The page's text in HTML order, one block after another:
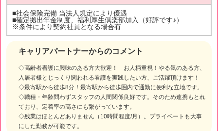
キャリアパートナーからのコメント
◇高齢者看護に興味のある方大歓迎！ お人柄重視！やる気のある方、
入居者様とじっくり関われる看護を実践したい方、ご活躍頂けます！
◇最寄駅から徒歩8分！最寄駅から徒歩圏内で通勤に便利な立地です。
◇職種・年齢問わずスタッフの人間関係良好です。そのため連携もとれ
ており、定着率の高さにも繋がっています。
◇残業はほとんどありません（10時間程度/月）。プライベートも大事
にした勤務が可能です。
■社会保険完備 当法人規定により優遇
■確定拠出年金制度、福利厚生倶楽部加入（好評です♪）
※条件により契約社員となる場合有